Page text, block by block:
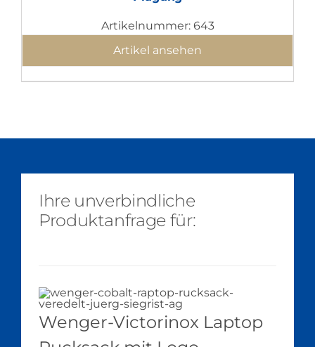
Artikelnummer: 643
Artikel ansehen
Ihre unverbindliche
Produktanfrage für:
Wenger-Victorinox Laptop